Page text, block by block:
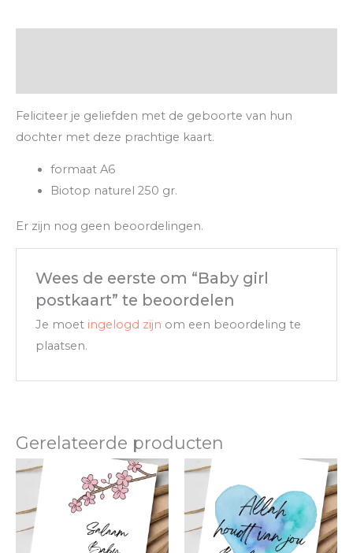
Feliciteer je geliefden met de geboorte van hun
dochter met deze prachtige kaart.
formaat A6
Biotop naturel 250 gr.
Er zijn nog geen beoordelingen.
Wees de eerste om “Baby girl
postkaart” te beoordelen
Je moet ingelogd zijn om een beoordeling te
plaatsen.
Gerelateerde producten